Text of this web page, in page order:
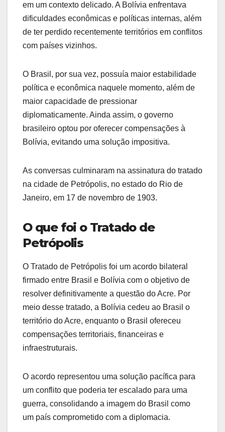
em um contexto delicado. A Bolívia enfrentava
dificuldades econômicas e políticas internas, além
de ter perdido recentemente territórios em conflitos
com países vizinhos.
O Brasil, por sua vez, possuía maior estabilidade
política e econômica naquele momento, além de
maior capacidade de pressionar
diplomaticamente. Ainda assim, o governo
brasileiro optou por oferecer compensações à
Bolívia, evitando uma solução impositiva.
As conversas culminaram na assinatura do tratado
na cidade de Petrópolis, no estado do Rio de
Janeiro, em 17 de novembro de 1903.
O que foi o Tratado de
Petrópolis
O Tratado de Petrópolis foi um acordo bilateral
firmado entre Brasil e Bolívia com o objetivo de
resolver definitivamente a questão do Acre. Por
meio desse tratado, a Bolívia cedeu ao Brasil o
território do Acre, enquanto o Brasil ofereceu
compensações territoriais, financeiras e
infraestruturais.
O acordo representou uma solução pacífica para
um conflito que poderia ter escalado para uma
guerra, consolidando a imagem do Brasil como
um país comprometido com a diplomacia.